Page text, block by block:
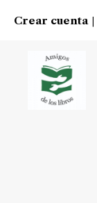
Crear cuenta